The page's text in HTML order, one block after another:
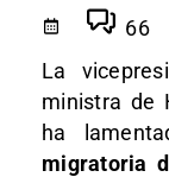
66
La
ministra de
ha
migratoria